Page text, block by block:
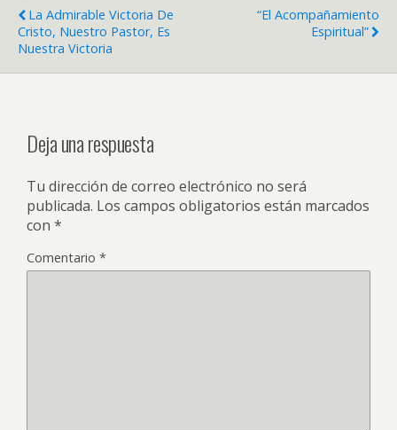
La Admirable Victoria De
Cristo, Nuestro Pastor, Es
Nuestra Victoria
“El Acompañamiento
Espiritual”
Deja una respuesta
Tu dirección de correo electrónico no será
publicada. Los campos obligatorios están marcados
con *
Comentario *